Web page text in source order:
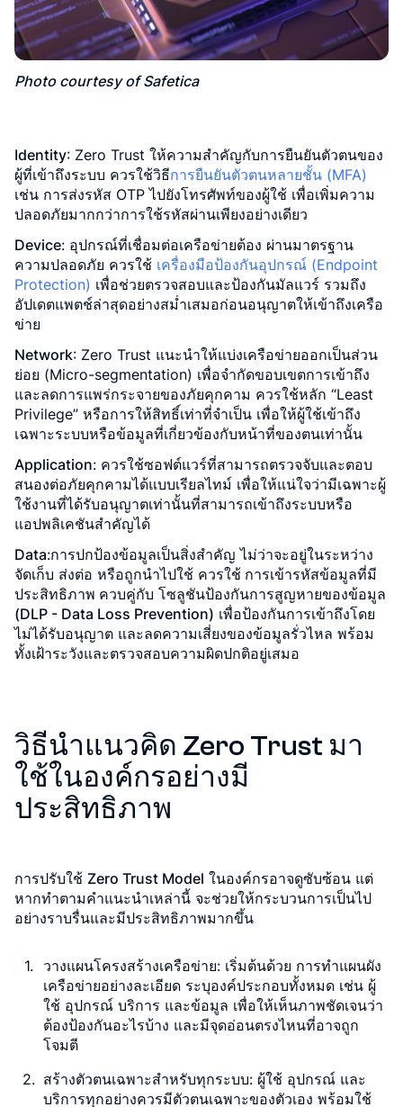
Photo courtesy of Safetica
Identity: Zero Trust ให้ความสำคัญกับการยืนยันตัวตนของ
ผู้ที่เข้าถึงระบบ ควรใช้วิธีการยืนยันตัวตนหลายชั้น (MFA)
เช่น การส่งรหัส OTP ไปยังโทรศัพท์ของผู้ใช้ เพื่อเพิ่มความ
ปลอดภัยมากกว่าการใช้รหัสผ่านเพียงอย่างเดียว
Device: อุปกรณ์ที่เชื่อมต่อเครือข่ายต้อง ผ่านมาตรฐาน
ความปลอดภัย ควรใช้ เครื่องมือป้องกันอุปกรณ์ (Endpoint
Protection) เพื่อช่วยตรวจสอบและป้องกันมัลแวร์ รวมถึง
อัปเดตแพตช์ล่าสุดอย่างสม่ำเสมอก่อนอนุญาตให้เข้าถึงเครือ
ข่าย
Network: Zero Trust แนะนำให้แบ่งเครือข่ายออกเป็นส่วน
ย่อย (Micro-segmentation) เพื่อจำกัดขอบเขตการเข้าถึง
และลดการแพร่กระจายของภัยคุกคาม ควรใช้หลัก “Least
Privilege” หรือการให้สิทธิ์เท่าที่จำเป็น เพื่อให้ผู้ใช้เข้าถึง
เฉพาะระบบหรือข้อมูลที่เกี่ยวข้องกับหน้าที่ของตนเท่านั้น
Application: ควรใช้ซอฟต์แวร์ที่สามารถตรวจจับและตอบ
สนองต่อภัยคุกคามได้แบบเรียลไทม์ เพื่อให้แน่ใจว่ามีเฉพาะผู้
ใช้งานที่ได้รับอนุญาตเท่านั้นที่สามารถเข้าถึงระบบหรือ
แอปพลิเคชันสำคัญได้
Data:การปกป้องข้อมูลเป็นสิ่งสำคัญ ไม่ว่าจะอยู่ในระหว่าง
จัดเก็บ ส่งต่อ หรือถูกนำไปใช้ ควรใช้ การเข้ารหัสข้อมูลที่มี
ประสิทธิภาพ ควบคู่กับ โซลูชันป้องกันการสูญหายของข้อมูล
(DLP - Data Loss Prevention) เพื่อป้องกันการเข้าถึงโดย
ไม่ได้รับอนุญาต และลดความเสี่ยงของข้อมูลรั่วไหล พร้อม
ทั้งเฝ้าระวังและตรวจสอบความผิดปกติอยู่เสมอ
วิธีนำแนวคิด Zero Trust มา
ใช้ในองค์กรอย่างมี
ประสิทธิภาพ
การปรับใช้ Zero Trust Model ในองค์กรอาจดูซับซ้อน แต่
หากทำตามคำแนะนำเหล่านี้ จะช่วยให้กระบวนการเป็นไป
อย่างราบรื่นและมีประสิทธิภาพมากขึ้น
วางแผนโครงสร้างเครือข่าย: เริ่มต้นด้วย การทำแผนผัง
เครือข่ายอย่างละเอียด ระบุองค์ประกอบทั้งหมด เช่น ผู้
ใช้ อุปกรณ์ บริการ และข้อมูล เพื่อให้เห็นภาพชัดเจนว่า
ต้องป้องกันอะไรบ้าง และมีจุดอ่อนตรงไหนที่อาจถูก
โจมตี
สร้างตัวตนเฉพาะสำหรับทุกระบบ: ผู้ใช้ อุปกรณ์ และ
บริการทุกอย่างควรมีตัวตนเฉพาะของตัวเอง พร้อมใช้